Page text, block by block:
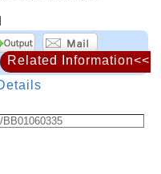
Related Information<<